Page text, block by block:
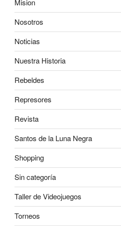
Mision
Nosotros
Noticias
Nuestra Historia
Rebeldes
Represores
Revista
Santos de la Luna Negra
Shopping
Sin categoría
Taller de Videojuegos
Torneos